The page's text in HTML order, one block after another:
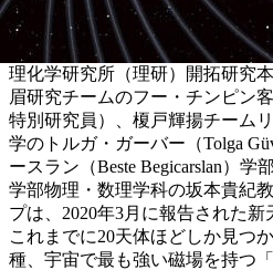
理化学研究所（理研）開拓研究
眉研究チームのフー・チンピン
特別研究員）、榎戸輝揚チーム
学のトルガ・ガーバー（Tolga
ースラン（Beste Begicarslan）学
学部物理・数理学科の坂本貴紀
プは、2020年3月に報告された新
これまでに20天体ほどしか見つ
種、宇宙で最も強い磁場を持つ